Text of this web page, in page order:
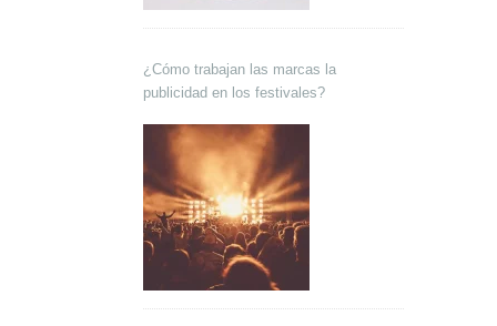
¿Cómo trabajan las marcas la
publicidad en los festivales?